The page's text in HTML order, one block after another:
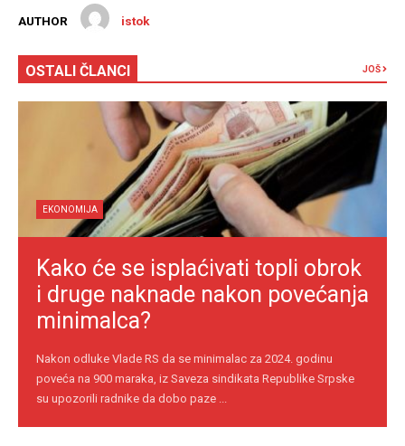
AUTHOR istok
OSTALI ČLANCI JOŠ
EKONOMIJA
Kako će se isplaćivati topli obrok
i druge naknade nakon povećanja
minimalca?
Nakon odluke Vlade RS da se minimalac za 2024. godinu
poveća na 900 maraka, iz Saveza sindikata Republike Srpske
su upozorili radnike da dobo paze ...